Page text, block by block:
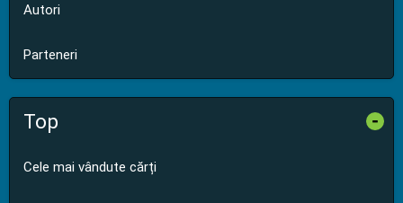
Autori
Parteneri
Top -
Cele mai vândute cărți